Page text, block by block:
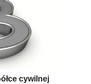
cywilnej